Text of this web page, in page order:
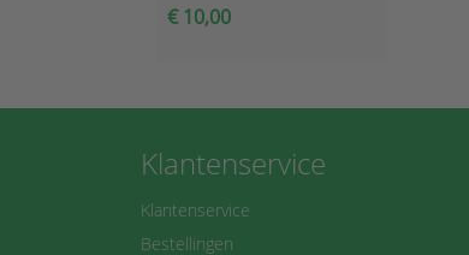
€ 10,00
Klantenservice
Klantenservice
Bestellingen